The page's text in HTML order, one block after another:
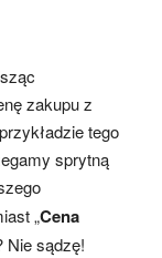
zakupu z
tego
sprytną
„Cena
Nie sądzę!